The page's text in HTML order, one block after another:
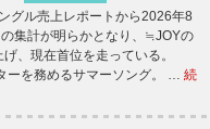
グル売上レポートから2026年8
集計が明らかとなり、≒JOYの
げ、現在首位を走っている。
ーを務めるサマーソング。 … 続